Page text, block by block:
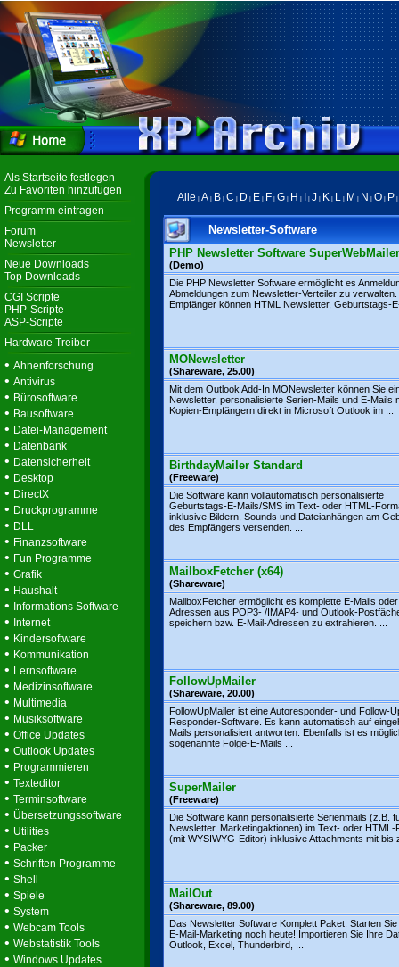
Als Startseite festlegen
Zu Favoriten hinzufügen
Programm eintragen
Forum
Newsletter
Neue Downloads
Top Downloads
CGI Scripte
PHP-Scripte
ASP-Scripte
Hardware Treiber
• Ahnenforschung
• Antivirus
• Bürosoftware
• Bausoftware
• Datei-Management
• Datenbank
• Datensicherheit
• Desktop
• DirectX
• Druckprogramme
• DLL
• Finanzsoftware
• Fun Programme
• Grafik
• Haushalt
• Informations Software
• Internet
• Kindersoftware
• Kommunikation
• Lernsoftware
• Medizinsoftware
• Multimedia
• Musiksoftware
• Office Updates
• Outlook Updates
• Programmieren
• Texteditor
• Terminsoftware
• Übersetzungssoftware
• Utilities
• Packer
• Schriften Programme
• Shell
• Spiele
• System
• Webcam Tools
• Webstatistik Tools
• Windows Updates
Alle A B C D E F G H J K L M N O P
Newsletter-Software
PHP Newsletter Software SuperWebMailer
(Demo)
Die PHP Newsletter Software ermöglicht es
Abmeldungen zum Newsletter-Verteiler zu verwalten.
Empfänger können HTML Newsletter, Geburtstags-
MONewsletter
(Shareware, 25.00)
Mit dem Outlook Add-In MONewsletter können Sie
Newsletter, personalisierte Serien-Mails und E-Mails
Kopien-Empfängern direkt in Microsoft Outlook im ...
BirthdayMailer Standard
(Freeware)
Die Software kann vollautomatisch personalisierte
Geburtstags-E-Mails/SMS im Text- oder HTML-
inklusive Bildern, Sounds und Dateianhängen am
des Empfängers versenden. ...
MailboxFetcher (x64)
(Shareware)
MailboxFetcher ermöglicht es komplette E-Mails
Adressen aus POP3- /IMAP4- und Outlook-
speichern bzw. E-Mail-Adressen zu extrahieren. ...
FollowUpMailer
(Shareware, 20.00)
FollowUpMailer ist eine Autoresponder- und Follow-
Responder-Software. Es kann automatisch auf
Mails personalisiert antworten. Ebenfalls ist es
sogenannte Folge-E-Mails ...
SuperMailer
(Freeware)
Die Software kann personalisierte Serienmails (z.B.
Newsletter, Marketingaktionen) im Text- oder HTML-
(mit WYSIWYG-Editor) inklusive Attachments mit bis
MailOut
(Shareware, 89.00)
Das Newsletter Software Komplett Paket. Starten
E-Mail-Marketing noch heute! Importieren Sie Ihre
Outlook, Excel, Thunderbird, ...